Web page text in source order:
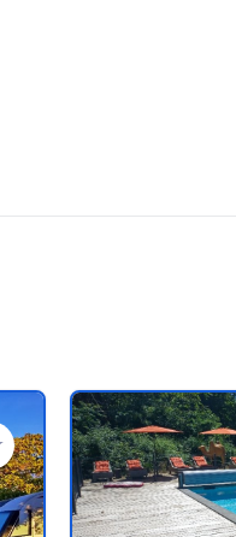
Favoriten hinzufügen